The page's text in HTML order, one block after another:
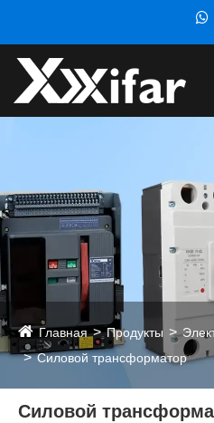
Главная Продукты
Силовой трансформатор
Силовой